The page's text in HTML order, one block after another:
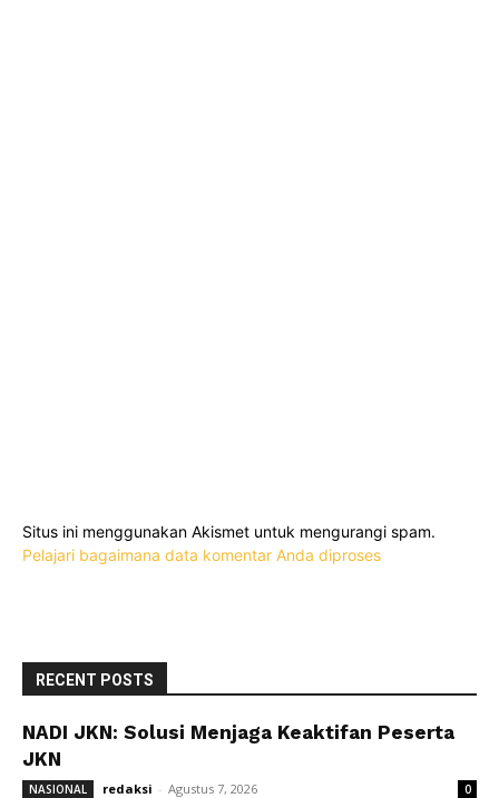
Situs ini menggunakan Akismet untuk mengurangi spam.
Pelajari bagaimana data komentar Anda diproses
RECENT POSTS
NADI JKN: Solusi Menjaga Keaktifan Peserta
JKN
NASIONAL redaksi - Agustus 7, 2026 0